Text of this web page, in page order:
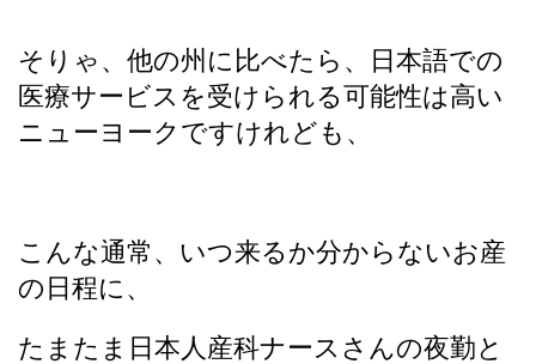
そりゃ、他の州に比べたら、日本語での
医療サービスを受けられる可能性は高い
ニューヨークですけれども、
こんな通常、いつ来るか分からないお産
の日程に、
たまたま日本人産科ナースさんの夜勤と